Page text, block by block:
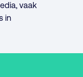
vaak
in